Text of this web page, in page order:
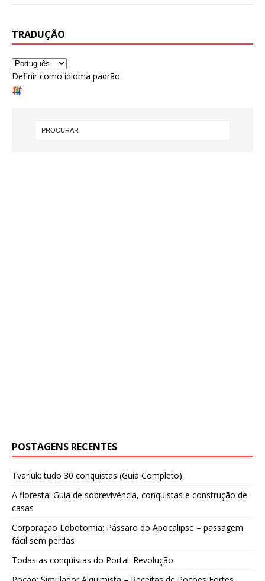
TRADUÇÃO
Definir como idioma padrão
POSTAGENS RECENTES
Tvariuk: tudo 30 conquistas (Guia Completo)
A floresta: Guia de sobrevivência, conquistas e construção de
casas
Corporação Lobotomia: Pássaro do Apocalipse – passagem
fácil sem perdas
Todas as conquistas do Portal: Revolução